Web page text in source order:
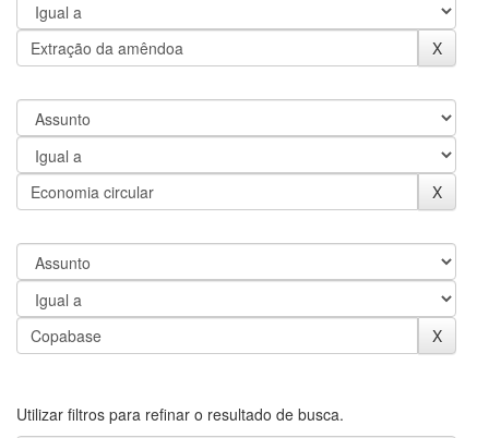
Utilizar filtros para refinar o resultado de busca.